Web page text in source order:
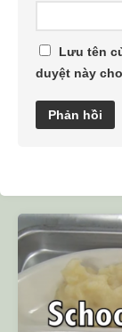
Lưu tên
duyệt này